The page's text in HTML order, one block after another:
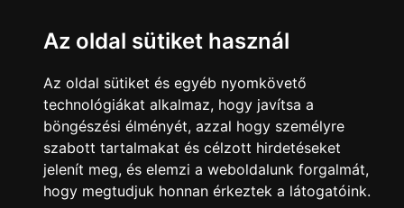
7100 Szekszárd, Ibolya u. 20
Tóth Judit - keramikus
keramikus
7100 Szekszárd, Cserhát u. 19
KAPCSOLAT |HIRDETÉS
Minden jog fenntartva © 2002 - 2026 Szeki.hu
Az oldal sütiket használ
Az oldal sütiket és egyéb nyomkövető
technológiákat alkalmaz, hogy javítsa a
böngészési élményét, azzal hogy személyre
szabott tartalmakat és célzott hirdetéseket
jelenít meg, és elemzi a weboldalunk forgalmát,
hogy megtudjuk honnan érkeztek a látogatóink.